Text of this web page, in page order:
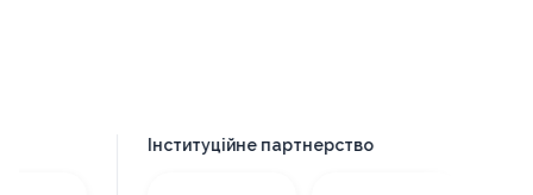
Інституційне партнерство